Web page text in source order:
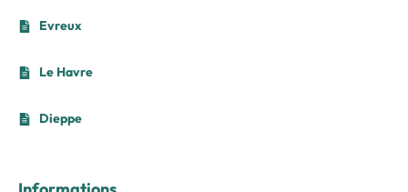
Evreux
Le Havre
Dieppe